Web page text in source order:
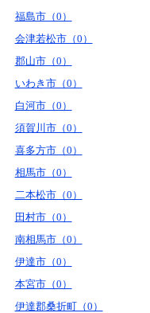
福島市（0）
会津若松市（0）
郡山市（0）
いわき市（0）
白河市（0）
須賀川市（0）
喜多方市（0）
相馬市（0）
二本松市（0）
田村市（0）
南相馬市（0）
伊達市（0）
本宮市（0）
伊達郡桑折町（0）